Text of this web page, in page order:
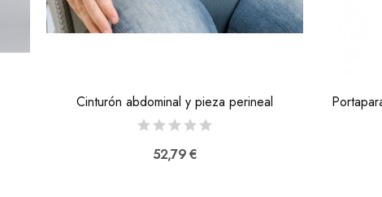
Cinturón abdominal y pieza perineal
52,79 €